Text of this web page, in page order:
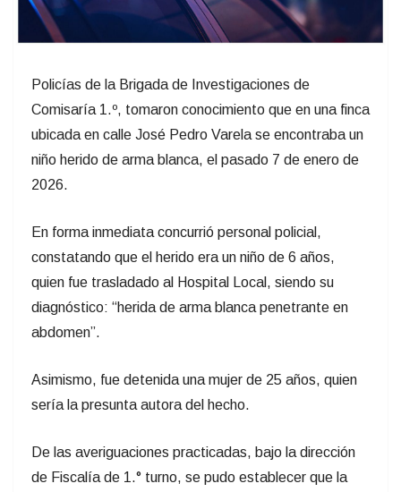
Policías de la Brigada de Investigaciones de
Comisaría 1.º, tomaron conocimiento que en una finca
ubicada en calle José Pedro Varela se encontraba un
niño herido de arma blanca, el pasado 7 de enero de
2026.
En forma inmediata concurrió personal policial,
constatando que el herido era un niño de 6 años,
quien fue trasladado al Hospital Local, siendo su
diagnóstico: “herida de arma blanca penetrante en
abdomen”.
Asimismo, fue detenida una mujer de 25 años, quien
sería la presunta autora del hecho.
De las averiguaciones practicadas, bajo la dirección
de Fiscalía de 1.° turno, se pudo establecer que la